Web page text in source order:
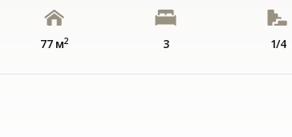
77 м2 3 1/4